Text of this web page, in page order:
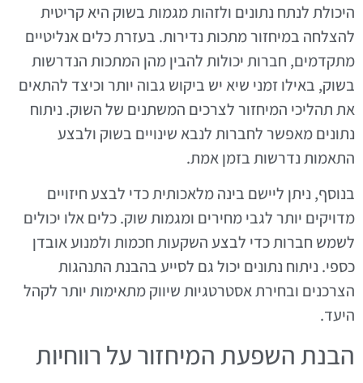
היכולת לנתח נתונים ולזהות מגמות בשוק היא קריטית
להצלחה במיחזור מתכות נדירות. בעזרת כלים אנליטיים
מתקדמים, חברות יכולות להבין מהן המתכות הנדרשות
בשוק, באילו זמני שיא יש ביקוש גבוה יותר וכיצד להתאים
את תהליכי המיחזור לצרכים המשתנים של השוק. ניתוח
נתונים מאפשר לחברות לנבא שינויים בשוק ולבצע
התאמות נדרשות בזמן אמת.
בנוסף, ניתן ליישם בינה מלאכותית כדי לבצע חיזויים
מדויקים יותר לגבי מחירים ומגמות שוק. כלים אלו יכולים
לשמש חברות כדי לבצע השקעות חכמות ולמנוע אובדן
כספי. ניתוח נתונים יכול גם לסייע בהבנת התנהגות
הצרכנים ובחירת אסטרטגיות שיווק מתאימות יותר לקהל
היעד.
הבנת השפעת המיחזור על רווחיות